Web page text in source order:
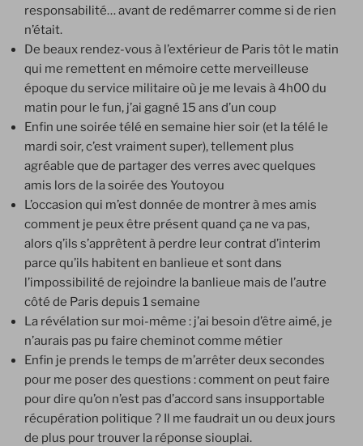
responsabilité… avant de redémarrer comme si de rien
n’était.
De beaux rendez-vous à l’extérieur de Paris tôt le matin
qui me remettent en mémoire cette merveilleuse
époque du service militaire où je me levais à 4h00 du
matin pour le fun, j’ai gagné 15 ans d’un coup
Enfin une soirée télé en semaine hier soir (et la télé le
mardi soir, c’est vraiment super), tellement plus
agréable que de partager des verres avec quelques
amis lors de la soirée des Youtoyou
L’occasion qui m’est donnée de montrer à mes amis
comment je peux être présent quand ça ne va pas,
alors q’ils s’apprêtent à perdre leur contrat d’interim
parce qu’ils habitent en banlieue et sont dans
l’impossibilité de rejoindre la banlieue mais de l’autre
côté de Paris depuis 1 semaine
La révélation sur moi-même : j’ai besoin d’être aimé, je
n’aurais pas pu faire cheminot comme métier
Enfin je prends le temps de m’arrêter deux secondes
pour me poser des questions : comment on peut faire
pour dire qu’on n’est pas d’accord sans insupportable
récupération politique ? Il me faudrait un ou deux jours
de plus pour trouver la réponse siouplai.